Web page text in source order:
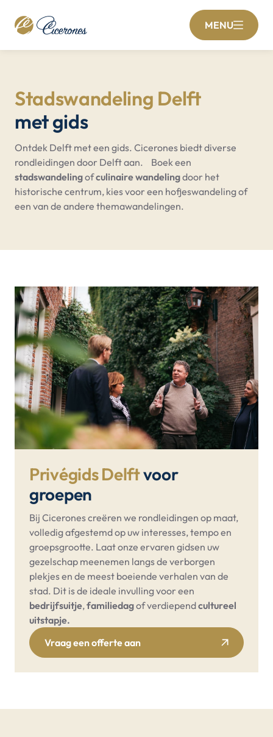
MENU
Stadswandeling Delft
met gids
Ontdek Delft met een gids. Cicerones biedt diverse
rondleidingen door Delft aan. Boek een
stadswandelingofculinaire wandelingdoor het
historische centrum, kies voor een hofjeswandeling of
een van de andere themawandelingen.
Privégids Delftvoor
groepen
Bij Cicerones creëren we rondleidingen op maat,
volledig afgestemd op uw interesses, tempo en
groepsgrootte. Laat onze ervaren gidsen uw
gezelschap meenemen langs de verborgen
plekjes en de meest boeiende verhalen van de
stad. Dit is de ideale invulling voor een
bedrijfsuitje,familiedagof verdiependcultureel
uitstapje.
Vraag een offerte aan